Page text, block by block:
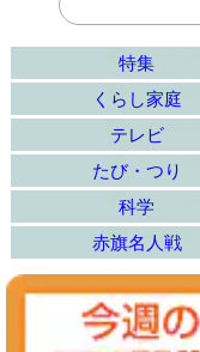
特集
くらし家庭
テレビ
たび・つり
科学
赤旗名人戦